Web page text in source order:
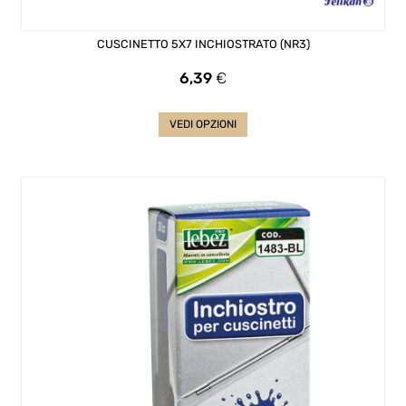
CUSCINETTO 5X7 INCHIOSTRATO (NR3)
Prezzo
6,39 €
VEDI OPZIONI